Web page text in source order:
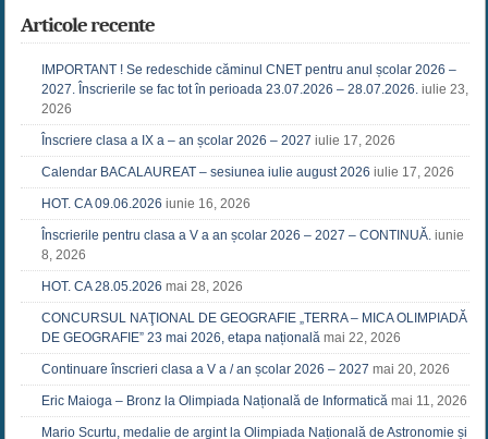
Articole recente
IMPORTANT ! Se redeschide căminul CNET pentru anul școlar 2026 –
2027. Înscrierile se fac tot în perioada 23.07.2026 – 28.07.2026. iulie 23,
2026
Înscriere clasa a IX a – an școlar 2026 – 2027 iulie 17, 2026
Calendar BACALAUREAT – sesiunea iulie august 2026 iulie 17, 2026
HOT. CA 09.06.2026 iunie 16, 2026
Înscrierile pentru clasa a V a an școlar 2026 – 2027 – CONTINUĂ. iunie
8, 2026
HOT. CA 28.05.2026 mai 28, 2026
CONCURSUL NAŢIONAL DE GEOGRAFIE „TERRA – MICA OLIMPIADĂ
DE GEOGRAFIE” 23 mai 2026, etapa națională mai 22, 2026
Continuare înscrieri clasa a V a / an școlar 2026 – 2027 mai 20, 2026
Eric Maioga – Bronz la Olimpiada Națională de Informatică mai 11, 2026
Mario Scurtu, medalie de argint la Olimpiada Națională de Astronomie și